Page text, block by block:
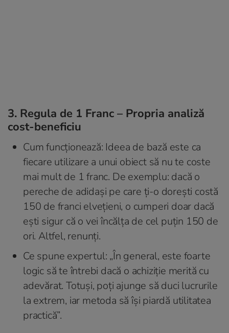
3. Regula de 1 Franc – Propria analiză
cost-beneficiu
Cum funcționează: Ideea de bază este ca
fiecare utilizare a unui obiect să nu te coste
mai mult de 1 franc. De exemplu: dacă o
pereche de adidași pe care ți-o dorești costă
150 de franci elvețieni, o cumperi doar dacă
ești sigur că o vei încălța de cel puțin 150 de
ori. Altfel, renunți.
Ce spune expertul: „În general, este foarte
logic să te întrebi dacă o achiziție merită cu
adevărat. Totuși, poți ajunge să duci lucrurile
la extrem, iar metoda să își piardă utilitatea
practică”.